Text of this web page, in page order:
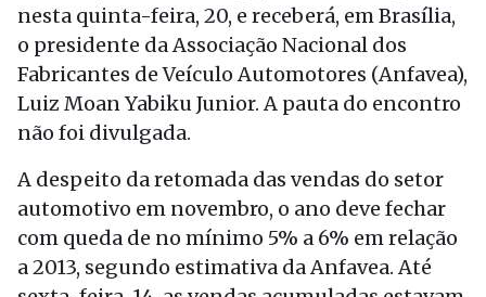
nesta quinta-feira, 20, e receberá, em Brasília,
o presidente da Associação Nacional dos
Fabricantes de Veículo Automotores (Anfavea),
Luiz Moan Yabiku Junior. A pauta do encontro
não foi divulgada.
A despeito da retomada das vendas do setor
automotivo em novembro, o ano deve fechar
com queda de no mínimo 5% a 6% em relação
a 2013, segundo estimativa da Anfavea. Até